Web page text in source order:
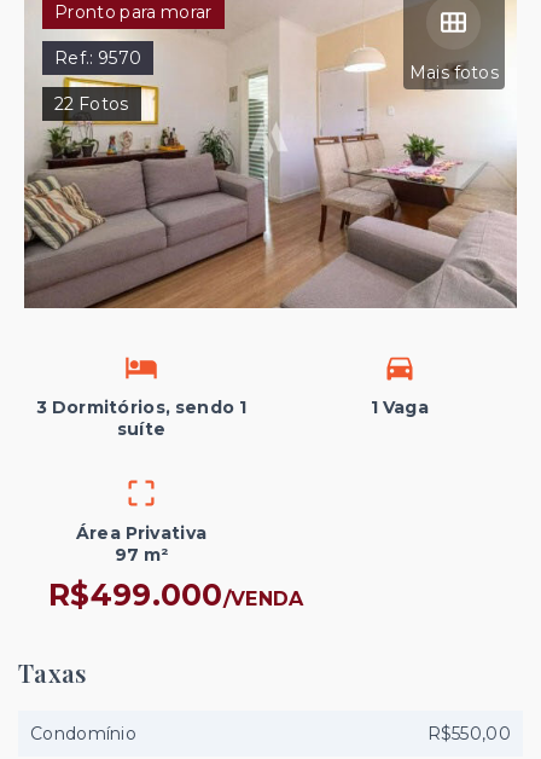
Mais fotos
Pronto para morar
Ref.: 9570
22 Fotos
3 Dormitórios, sendo 1
suíte
1 Vaga
Área Privativa
97 m²
R$499.000/VENDA
Taxas
Condomínio R$550,00